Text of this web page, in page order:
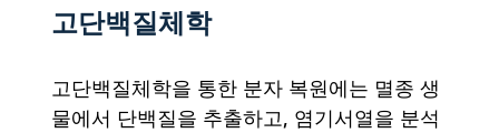
고단백질체학
고단백질체학을 통한 분자 복원에는 멸종 생
물에서 단백질을 추출하고, 염기서열을 분석